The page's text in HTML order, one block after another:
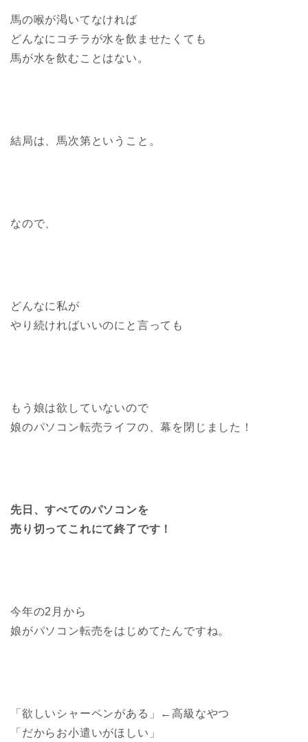
馬の喉が渇いてなければ
どんなにコチラが水を飲ませたくても
馬が水を飲むことはない。
結局は、馬次第ということ。
なので、
どんなに私が
やり続ければいいのにと言っても
もう娘は欲していないので
娘のパソコン転売ライフの、幕を閉じました！
先日、すべてのパソコンを
売り切ってこれにて終了です！
今年の2月から
娘がパソコン転売をはじめてたんですね。
「欲しいシャーペンがある」←高級なやつ
「だからお小遣いがほしい」